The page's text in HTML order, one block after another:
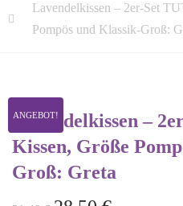
Lavendelkissen – 2er-Set
Pompös und Klassik-Groß:
ANGEBOT!
Lavendelkissen –
Kissen, Größe
Groß: Greta